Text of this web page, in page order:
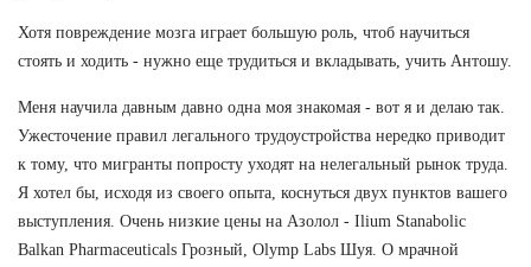
Хотя повреждение мозга играет большую роль, чтоб научиться
стоять и ходить - нужно еще трудиться и вкладывать, учить Антошу.
Меня научила давным давно одна моя знакомая - вот я и делаю так.
Ужесточение правил легального трудоустройства нередко приводит
к тому, что мигранты попросту уходят на нелегальный рынок труда.
Я хотел бы, исходя из своего опыта, коснуться двух пунктов вашего
выступления. Очень низкие цены на Азолол - Ilium Stanabolic
Balkan Pharmaceuticals Грозный, Olymp Labs Шуя. О мрачной